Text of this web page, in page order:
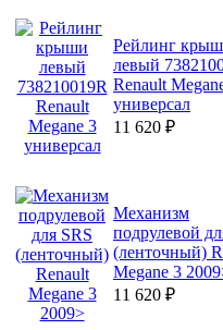
Рейлинг
левый
Renault
универсал
11 620 ₽
Механизм
подрулевой
(ленточный)
Megane 3
11 620 ₽